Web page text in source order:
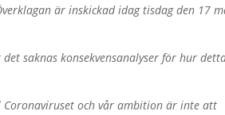
är inskickad idag tisdag den 17
saknas konsekvensanalyser för hur
och vår ambition är inte att